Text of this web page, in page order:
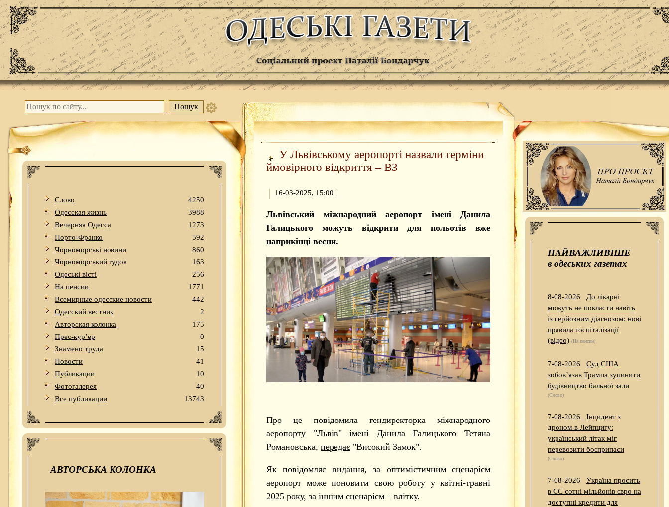
Слово
4250
Одесская жизнь
3988
Вечерняя Одесса
1273
Порто-Франко
592
Чорноморські новини
860
Чорноморський гудок
163
Одеськi вiстi
256
На пенсии
1771
Всемирные одесские новости
442
Одесский вестник
2
Авторская колонка
175
Прес-кур’ер
0
Знамено труда
15
Новости
41
Публикации
10
Фотогалерея
40
Все публикации
13743
АВТОРСЬКА КОЛОНКА
У Львівському аеропорті назвали терміни
ймовірного відкриття – ВЗ
16-03-2025, 15:00 |
Львівський міжнародний аеропорт імені Данила
Галицького можуть відкрити для польотів вже
наприкінці весни.
Про це повідомила гендиректорка міжнародного
аеропорту "Львів" імені Данила Галицького Тетяна
Романовська, передає "Високий Замок".
Як повідомляє видання, за оптимістичним сценарієм
аеропорт може поновити свою роботу у квітні-травні
2025 року, за іншим сценарієм – влітку.
НАЙВАЖЛИВІШЕ
в одеських газетах
8-08-2026
До лікарні
можуть не покласти навіть
із серйозним діагнозом: нові
правила госпіталізації
(відео) (На пенсии)
7-08-2026
Суд США
зобов’язав Трампа зупинити
будівництво бальної зали
(Слово)
7-08-2026
Інцидент з
дроном в Лейпцигу:
український літак міг
перевозити боєприпаси
(Слово)
7-08-2026
Україна просить
в ЄС сотні мільйонів євро на
доступні кредити для